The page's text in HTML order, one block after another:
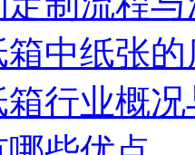
中纸张
行业概